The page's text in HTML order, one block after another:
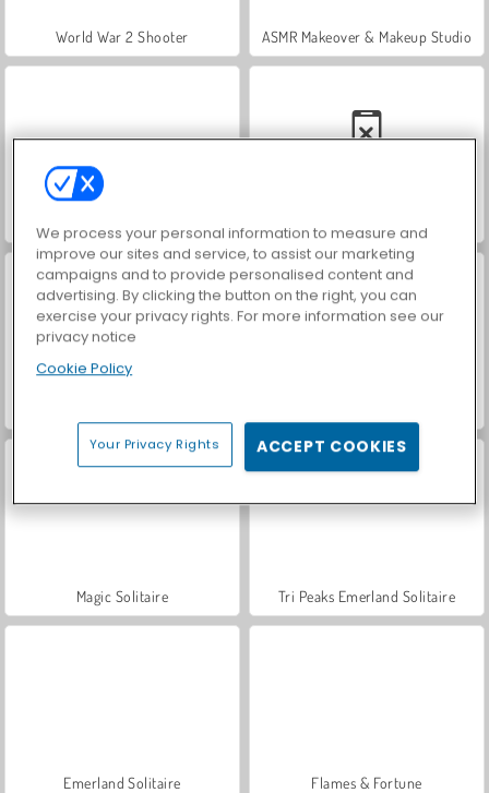
World War 2 Shooter ASMR Makeover & Makeup Studio
Magic Solitaire Tri Peaks Emerland Solitaire
Emerland Solitaire Flames & Fortune
We process your personal information to measure and
improve our sites and service, to assist our marketing
campaigns and to provide personalised content and
advertising. By clicking the button on the right, you can
exercise your privacy rights. For more information see our
privacy notice
Cookie Policy
Your Privacy Rights ACCEPT COOKIES